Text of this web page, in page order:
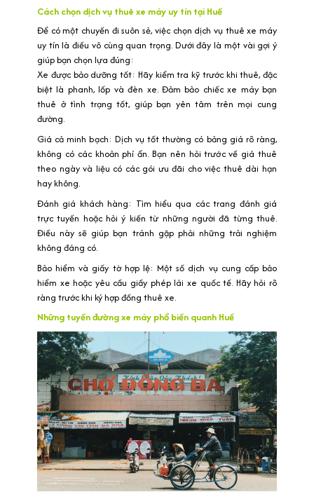
Cách chọn dịch vụ thuê xe máy uy tín tại Huế
Để có một chuyến đi suôn sẻ, việc chọn dịch vụ thuê xe máy
uy tín là điều vô cùng quan trọng. Dưới đây là một vài gợi ý
giúp bạn chọn lựa đúng:
Xe được bảo dưỡng tốt: Hãy kiểm tra kỹ trước khi thuê, đặc
biệt là phanh, lốp và đèn xe. Đảm bảo chiếc xe máy bạn
thuê ở tình trạng tốt, giúp bạn yên tâm trên mọi cung
đường.
Giá cả minh bạch: Dịch vụ tốt thường có bảng giá rõ ràng,
không có các khoản phí ẩn. Bạn nên hỏi trước về giá thuê
theo ngày và liệu có các gói ưu đãi cho việc thuê dài hạn
hay không.
Đánh giá khách hàng: Tìm hiểu qua các trang đánh giá
trực tuyến hoặc hỏi ý kiến từ những người đã từng thuê.
Điều này sẽ giúp bạn tránh gặp phải những trải nghiệm
không đáng có.
Bảo hiểm và giấy tờ hợp lệ: Một số dịch vụ cung cấp bảo
hiểm xe hoặc yêu cầu giấy phép lái xe quốc tế. Hãy hỏi rõ
ràng trước khi ký hợp đồng thuê xe.
Những tuyến đường xe máy phổ biến quanh Huế